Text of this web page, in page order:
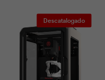
Descatalogado